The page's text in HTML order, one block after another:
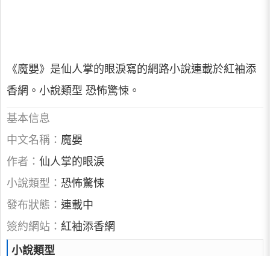
《魔嬰》是仙人掌的眼淚寫的網路小說連載於紅袖添
香網。小說類型 恐怖驚悚。
基本信息
中文名稱： 魔嬰
作者： 仙人掌的眼淚
小說類型： 恐怖驚悚
發布狀態： 連載中
簽約網站： 紅袖添香網
小說類型